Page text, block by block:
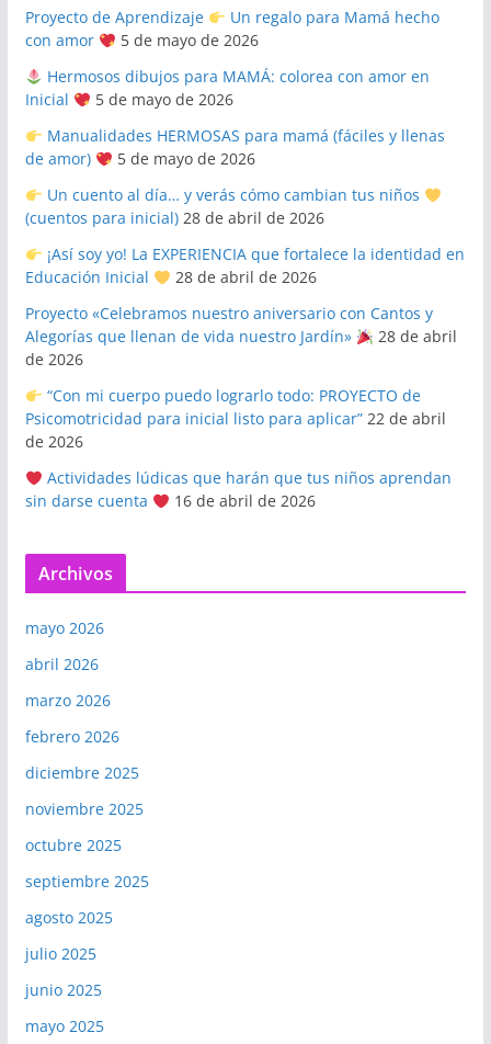
Proyecto de Aprendizaje
Un regalo para Mamá hecho
con amor
5 de mayo de 2026
Hermosos dibujos para MAMÁ: colorea con amor en
Inicial
5 de mayo de 2026
Manualidades HERMOSAS para mamá (fáciles y llenas
de amor)
5 de mayo de 2026
Un cuento al día… y verás cómo cambian tus niños
(cuentos para inicial) 28 de abril de 2026
¡Así soy yo! La EXPERIENCIA que fortalece la identidad en
Educación Inicial
28 de abril de 2026
Proyecto «Celebramos nuestro aniversario con Cantos y
Alegorías que llenan de vida nuestro Jardín»
28 de abril
de 2026
“Con mi cuerpo puedo lograrlo todo: PROYECTO de
Psicomotricidad para inicial listo para aplicar” 22 de abril
de 2026
Actividades lúdicas que harán que tus niños aprendan
sin darse cuenta
16 de abril de 2026
Archivos
mayo 2026
abril 2026
marzo 2026
febrero 2026
diciembre 2025
noviembre 2025
octubre 2025
septiembre 2025
agosto 2025
julio 2025
junio 2025
mayo 2025